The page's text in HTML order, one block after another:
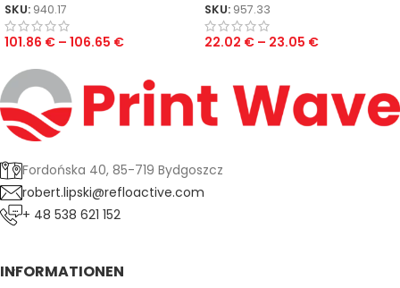
SKU: 940.17
101.86 € – 106.65 €
SKU: 957.33
22.02 € – 23.05 €
Fordońska 40, 85-719 Bydgoszcz
robert.lipski@refloactive.com
+ 48 538 621 152
INFORMATIONEN